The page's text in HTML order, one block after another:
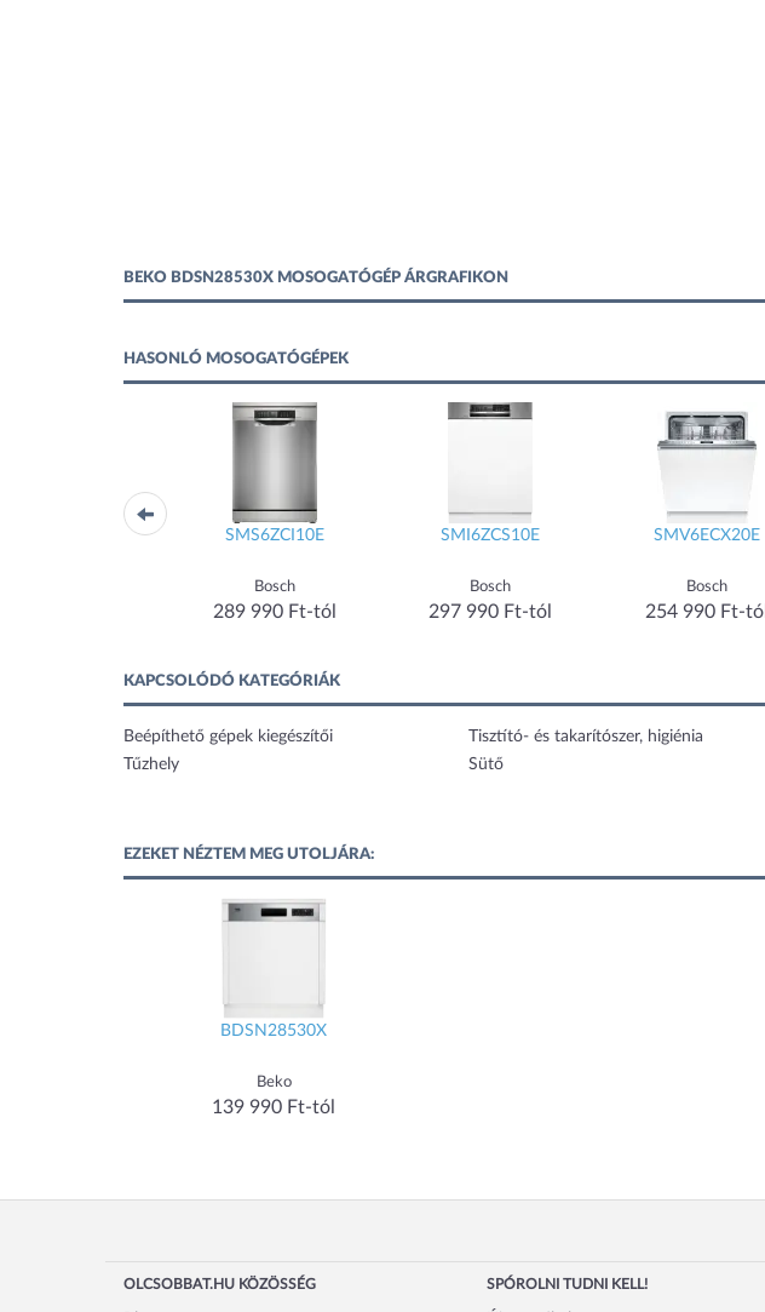
BEKO BDSN28530X MOSOGATÓGÉP ÁRGRAFIKON
HASONLÓ MOSOGATÓGÉPEK
SMS6ZCI10E
Bosch
289 990 Ft-tól
SMI6ZCS10E
Bosch
297 990 Ft-tól
SMV6ECX20E
Bosch
254 990 Ft-tól
KAPCSOLÓDÓ KATEGÓRIÁK
Beépíthető gépek kiegészítői Tisztító- és takarítószer, higiénia
Tűzhely
Sütő
EZEKET NÉZTEM MEG UTOLJÁRA:
BDSN28530X
Beko
139 990 Ft-tól
OLCSOBBAT.HU KÖZÖSSÉG SPÓROLNI TUDNI KELL!